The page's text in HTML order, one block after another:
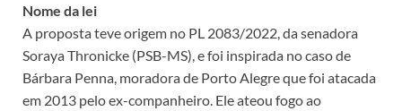
Nome da lei
A proposta teve origem no PL 2083/2022, da senadora
Soraya Thronicke (PSB-MS), e foi inspirada no caso de
Bárbara Penna, moradora de Porto Alegre que foi atacada
em 2013 pelo ex-companheiro. Ele ateou fogo ao